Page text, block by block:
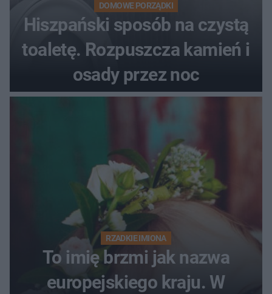
DOMOWE PORZĄDKI
Hiszpański sposób na czystą
toaletę. Rozpuszcza kamień i
osady przez noc
RZADKIE IMIONA
To imię brzmi jak nazwa
europejskiego kraju. W